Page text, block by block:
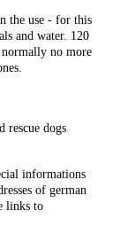
the use - for this
and water. 120
normally no more
rescue dogs
informations
of german
links to